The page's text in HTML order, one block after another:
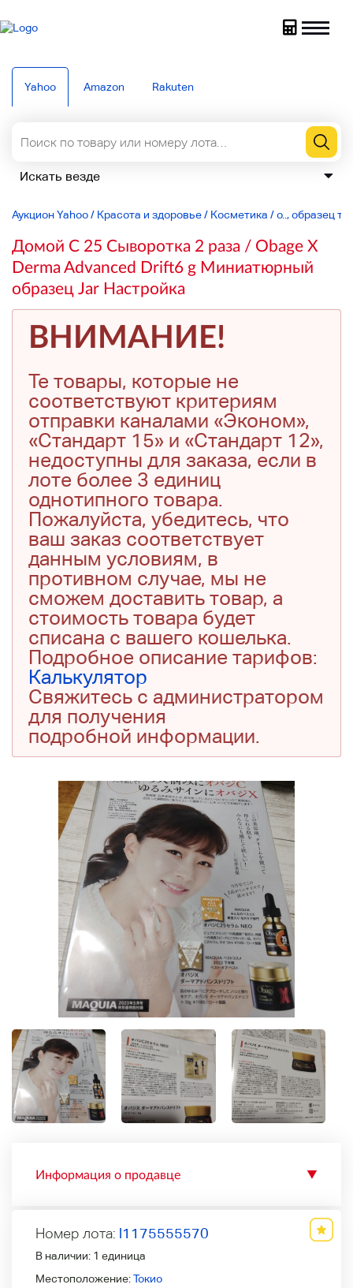
Yahoo Amazon Rakuten
Аукцион Yahoo/ Красота и здоровье/ Косметика /o.., образец
Домой C 25 Сыворотка 2 раза / Obage X
Derma Advanced Drift6 g Миниатюрный
образец Jar Настройка
ВНИМАНИЕ!
Те товары, которые не
соответствуют критериям
отправки каналами «Эконом»,
«Стандарт 15» и «Стандарт 12»,
недоступны для заказа, если в
лоте более 3 единиц
однотипного товара.
Пожалуйста, убедитесь, что
ваш заказ соответствует
данным условиям, в
противном случае, мы не
сможем доставить товар, а
стоимость товара будет
списана с вашего кошелька.
Подробное описание тарифов:
Калькулятор
Свяжитесь с администратором
для получения
подробной информации.
Информация о продавце ▼
Номер лота: l1175555570
В наличии: 1 единица
Местоположение:Токио